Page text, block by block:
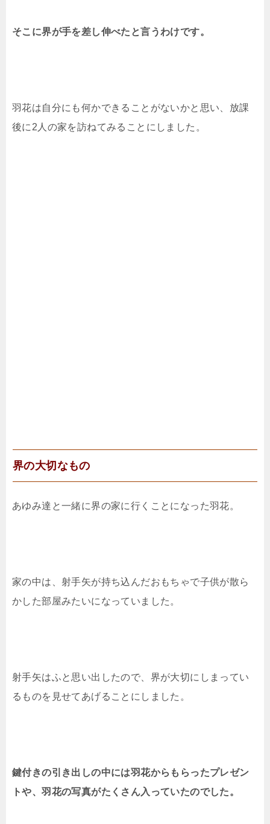
そこに界が手を差し伸べたと言うわけです。
羽花は自分にも何かできることがないかと思い、放課
後に2人の家を訪ねてみることにしました。
界の大切なもの
あゆみ達と一緒に界の家に行くことになった羽花。
家の中は、射手矢が持ち込んだおもちゃで子供が散ら
かした部屋みたいになっていました。
射手矢はふと思い出したので、界が大切にしまってい
るものを見せてあげることにしました。
鍵付きの引き出しの中には羽花からもらったプレゼン
トや、羽花の写真がたくさん入っていたのでした。